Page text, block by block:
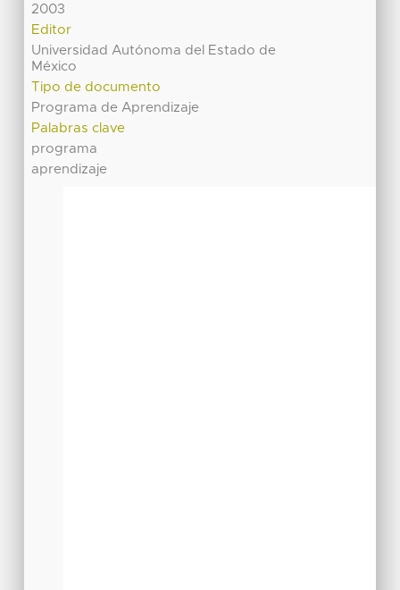
2003
Editor
Universidad Autónoma del Estado de
México
Tipo de documento
Programa de Aprendizaje
Palabras clave
programa
aprendizaje